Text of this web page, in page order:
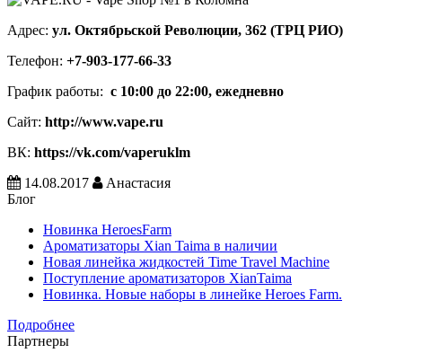
Адрес: ул. Октябрьской Революции, 362 (ТРЦ РИО)
Телефон: +7-903-177-66-33
График работы: с 10:00 до 22:00, ежедневно
Сайт: http://www.vape.ru
ВК: https://vk.com/vaperuklm
14.08.2017
Анастасия
Блог
Новинка HeroesFarm
Ароматизаторы Xian Taima в наличии
Новая линейка жидкостей Time Travel Machine
Поступление ароматизаторов XianTaima
Новинка. Новые наборы в линейке Heroes Farm.
Подробнее
Партнеры